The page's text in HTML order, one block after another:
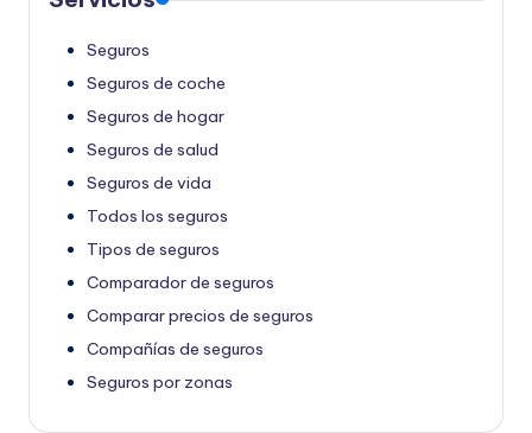
Seguros
Seguros de coche
Seguros de hogar
Seguros de salud
Seguros de vida
Todos los seguros
Tipos de seguros
Comparador de seguros
Comparar precios de seguros
Compañías de seguros
Seguros por zonas